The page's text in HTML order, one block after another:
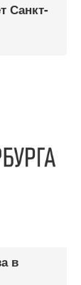
Санкт-
в